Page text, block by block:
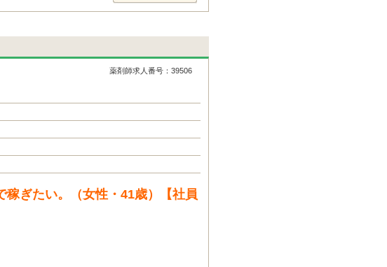
薬剤師求人番号：39506
ぎたい。（女性・41歳）【社員